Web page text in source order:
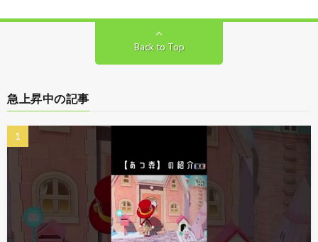
Back to Top
急上昇中の記事